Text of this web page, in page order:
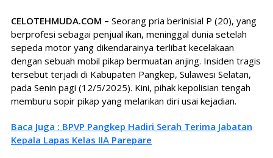
CELOTEHMUDA.COM – Seorang pria berinisial P (20), yang
berprofesi sebagai penjual ikan, meninggal dunia setelah
sepeda motor yang dikendarainya terlibat kecelakaan
dengan sebuah mobil pikap bermuatan anjing. Insiden tragis
tersebut terjadi di Kabupaten Pangkep, Sulawesi Selatan,
pada Senin pagi (12/5/2025). Kini, pihak kepolisian tengah
memburu sopir pikap yang melarikan diri usai kejadian.
Baca Juga : BPVP Pangkep Hadiri Serah Terima Jabatan
Kepala Lapas Kelas IIA Parepare